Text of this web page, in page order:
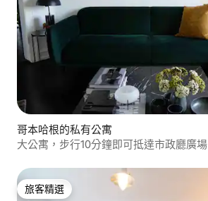
哥本哈根的私有公寓
大公寓，步行10分鐘即可抵達市政廳廣場
旅客精選
旅客精選